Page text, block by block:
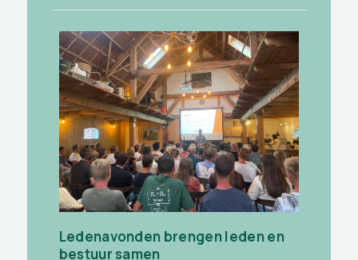
Ledenavonden brengen leden en
bestuur samen